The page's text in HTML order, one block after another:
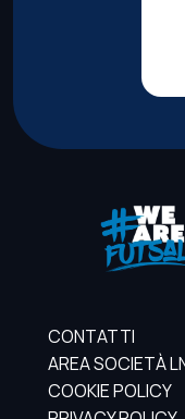
CONTATTI
AREA SOCIETÀ
COOKIE POLICY